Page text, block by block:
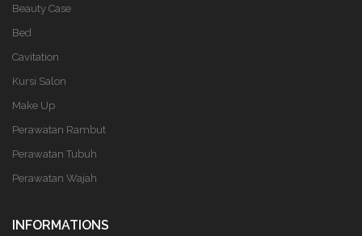
Beauty Case
Bed
Cavitation
Kursi Salon
Make Up
Perawatan Rambut
Perawatan Tubuh
Perawatan Wajah
INFORMATIONS